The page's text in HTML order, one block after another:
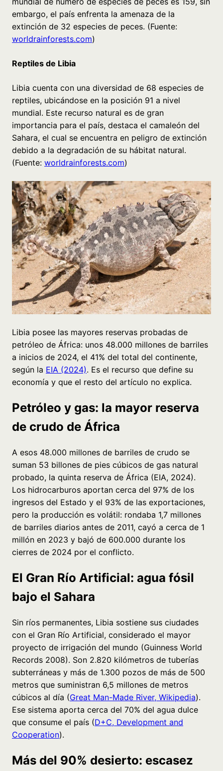
embargo, el país enfrenta la amenaza de la
extinción de 32 especies de peces. (Fuente:
worldrainforests.com)
Reptiles de Libia
Libia cuenta con una diversidad de 68 especies de
reptiles, ubicándose en la posición 91 a nivel
mundial. Este recurso natural es de gran
importancia para el país, destaca el camaleón del
Sahara, el cual se encuentra en peligro de extinción
debido a la degradación de su hábitat natural.
(Fuente: worldrainforests.com)
Libia posee las mayores reservas probadas de
petróleo de África: unos 48.000 millones de barriles
a inicios de 2024, el 41% del total del continente,
según la EIA (2024). Es el recurso que define su
economía y que el resto del artículo no explica.
Petróleo y gas: la mayor reserva
de crudo de África
A esos 48.000 millones de barriles de crudo se
suman 53 billones de pies cúbicos de gas natural
probado, la quinta reserva de África (EIA, 2024).
Los hidrocarburos aportan cerca del 97% de los
ingresos del Estado y el 93% de las exportaciones,
pero la producción es volátil: rondaba 1,7 millones
de barriles diarios antes de 2011, cayó a cerca de 1
millón en 2023 y bajó de 600.000 durante los
cierres de 2024 por el conflicto.
El Gran Río Artificial: agua fósil
bajo el Sahara
Sin ríos permanentes, Libia sostiene sus ciudades
con el Gran Río Artificial, considerado el mayor
proyecto de irrigación del mundo (Guinness World
Records 2008). Son 2.820 kilómetros de tuberías
subterráneas y más de 1.300 pozos de más de 500
metros que suministran 6,5 millones de metros
cúbicos al día (Great Man-Made River, Wikipedia).
Ese sistema aporta cerca del 70% del agua dulce
que consume el país (D+C, Development and
Cooperation).
Más del 90% desierto: escasez